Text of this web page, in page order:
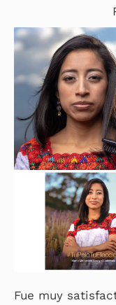
Fue muy